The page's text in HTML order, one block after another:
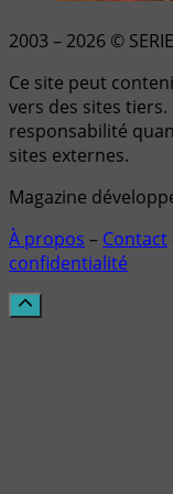
2003 – 2026 ©
Ce site peut
vers des sites
responsabilité
sites externes.
Magazine
À propos – Contact
confidentialité